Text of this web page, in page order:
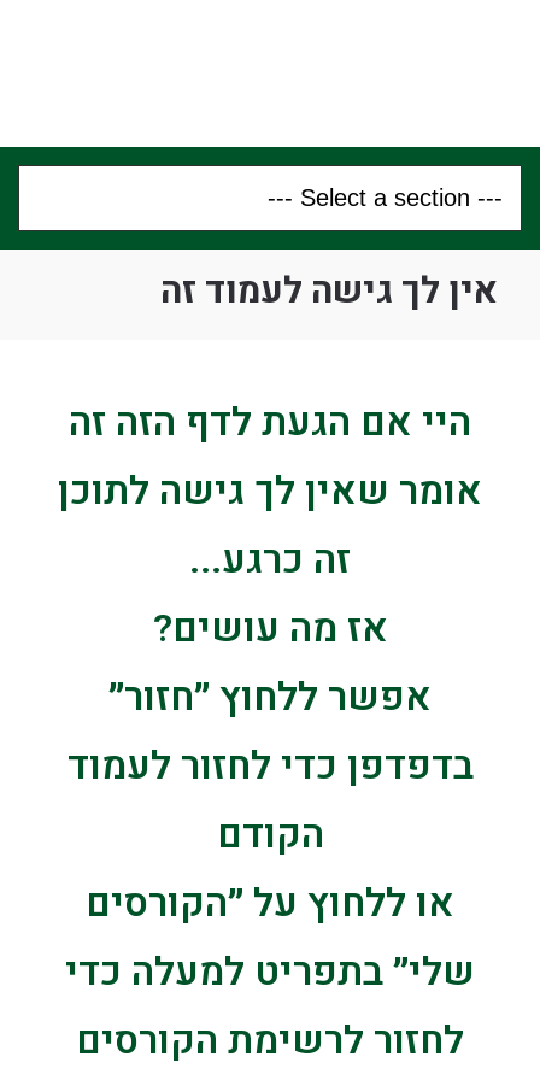
אין לך גישה לעמוד זה
היי אם הגעת לדף הזה זה
אומר שאין לך גישה לתוכן
זה כרגע...
אז מה עושים?
אפשר ללחוץ ״חזור״
בדפדפן כדי לחזור לעמוד
הקודם
או ללחוץ על ״הקורסים
שלי״ בתפריט למעלה כדי
לחזור לרשימת הקורסים